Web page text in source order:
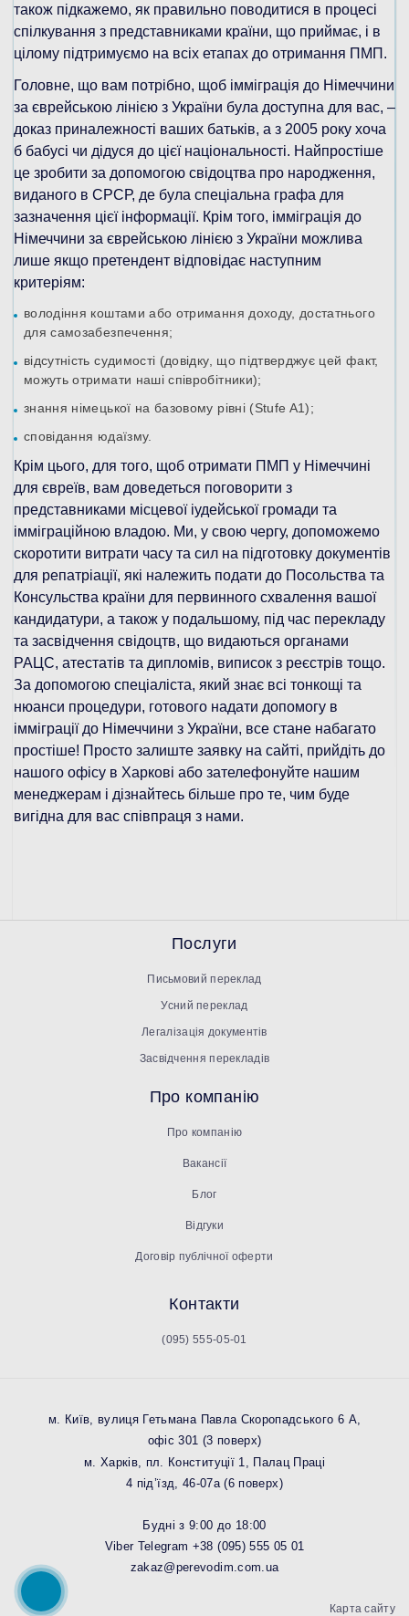
також підкажемо, як правильно поводитися в процесі
спілкування з представниками країни, що приймає, і в
цілому підтримуємо на всіх етапах до отримання ПМП.
Головне, що вам потрібно, щоб імміграція до Німеччини
за єврейською лінією з України була доступна для вас, –
доказ приналежності ваших батьків, а з 2005 року хоча
б бабусі чи дідуся до цієї національності. Найпростіше
це зробити за допомогою свідоцтва про народження,
виданого в СРСР, де була спеціальна графа для
зазначення цієї інформації. Крім того, імміграція до
Німеччини за єврейською лінією з України можлива
лише якщо претендент відповідає наступним
критеріям:
володіння коштами або отримання доходу, достатнього
для самозабезпечення;
відсутність судимості (довідку, що підтверджує цей факт,
можуть отримати наші співробітники);
знання німецької на базовому рівні (Stufe A1);
сповідання юдаїзму.
Крім цього, для того, щоб отримати ПМП у Німеччині
для євреїв, вам доведеться поговорити з
представниками місцевої іудейської громади та
імміграційною владою. Ми, у свою чергу, допоможемо
скоротити витрати часу та сил на підготовку документів
для репатріації, які належить подати до Посольства та
Консульства країни для первинного схвалення вашої
кандидатури, а також у подальшому, під час перекладу
та засвідчення свідоцтв, що видаються органами
РАЦС, атестатів та дипломів, виписок з реєстрів тощо.
За допомогою спеціаліста, який знає всі тонкощі та
нюанси процедури, готового надати допомогу в
імміграції до Німеччини з України, все стане набагато
простіше! Просто залиште заявку на сайті, прийдіть до
нашого офісу в Харкові або зателефонуйте нашим
менеджерам і дізнайтесь більше про те, чим буде
вигідна для вас співпраця з нами.
Послуги
Письмовий переклад
Усний переклад
Легалізація документів
Засвідчення перекладів
Про компанію
Про компанію
Вакансії
Блог
Відгуки
Договір публічної оферти
Контакти
(095) 555-05-01
м. Київ, вулиця Гетьмана Павла Скоропадського 6 А,
офіс 301 (3 поверх)
м. Харків, пл. Конституції 1, Палац Праці
4 під’їзд, 46-07а (6 поверх)
Будні з 9:00 до 18:00
Viber Telegram +38 (095) 555 05 01
zakaz@perevodim.com.ua
Карта сайту